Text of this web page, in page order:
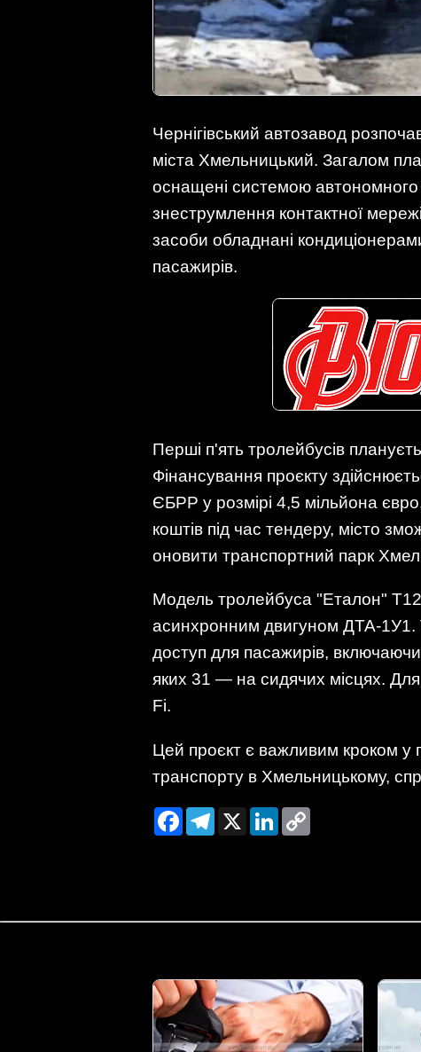
Чернігівський автозавод
міста Хмельницький. Загалом
оснащені системою автономного
знеструмлення контактної
засоби обладнані
пасажирів.
Перші п'ять тролейбусів
Фінансування проєкту
ЄБРР у розмірі 4,5 мільйона
коштів під час тендеру, місто
оновити транспортний парк
Модель тролейбуса "Еталон"
асинхронним двигуном ДТА-1У1.
доступ для пасажирів,
яких 31 — на сидячих місцях. Для
Fi.
Цей проєкт є важливим кроком у
транспорту в Хмельницькому,
FacebookTelegram
X LinkedIn